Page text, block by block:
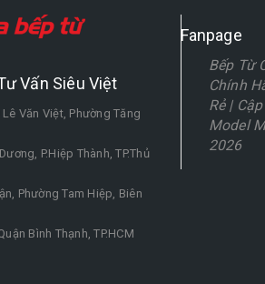
Vấn Siêu Việt
Văn Việt, Phường Tăng
P.Hiệp Thành, TP.Thủ
Phường Tam Hiệp, Biên
Bình Thạnh, TP.HCM
Fanpage
Bếp Từ
Chính
Rẻ |
Model
2026